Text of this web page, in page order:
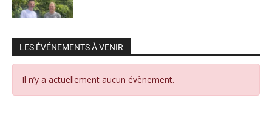
LES ÉVÉNEMENTS À VENIR
Il n’y a actuellement aucun évènement.